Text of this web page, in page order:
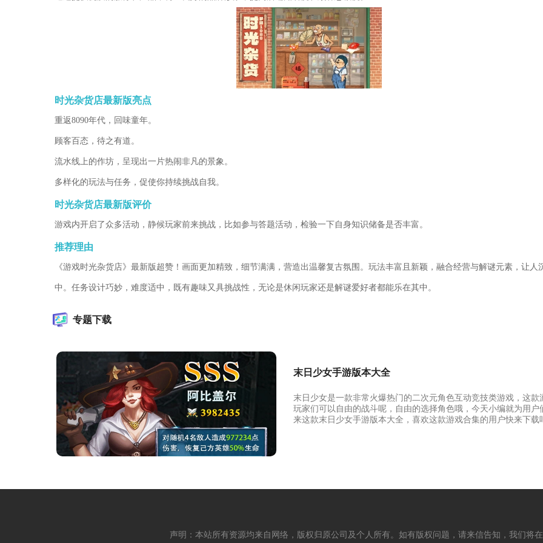
时光杂货店最新版亮点
重返8090年代，回味童年。
顾客百态，待之有道。
流水线上的作坊，呈现出一片热闹非凡的景象。
多样化的玩法与任务，促使你持续挑战自我。
时光杂货店最新版评价
游戏内开启了众多活动，静候玩家前来挑战，比如参与答题活动，检验一下自身知识储备是否丰富。
推荐理由
《游戏时光杂货店》最新版超赞！画面更加精致，细节满满，营造出温馨复古氛围。玩法丰富且新颖，融合经营与解谜元素，让人
中。任务设计巧妙，难度适中，既有趣味又具挑战性，无论是休闲玩家还是解谜爱好者都能乐在其中。
专题下载
末日少女手游版本大全
末日少女是一款非常火爆热门的二次元角色互动竞技类游戏，这款
玩家们可以自由的战斗呢，自由的选择角色哦，今天小编就为用户
来这款末日少女手游版本大全，喜欢这款游戏合集的用户快来下载
声明：本站所有资源均来自网络，版权归原公司及个人所有。如有版权问题，请来信告知，我们将